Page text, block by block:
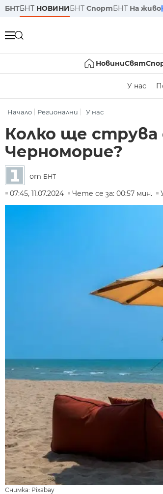
БНТБНТ НОВИНИБНТ СпортБНТ На живо
НовиниСвят
У нас
Начало Регионални У нас
Колко ще
Черноморие?
от БНТ
07:45, 11.07.2024
Чете се за: 00:57 мин.
Снимка: Pixabay